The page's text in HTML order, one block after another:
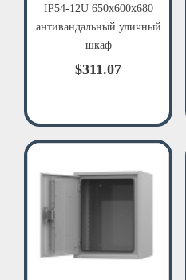
IP54-12U 650х600х680
антивандальный уличный
шкаф
$311.07